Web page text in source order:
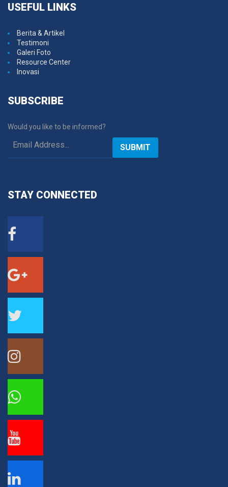
USEFUL LINKS
Berita & Artikel
Testimoni
Galeri Foto
Resource Center
Inovasi
SUBSCRIBE
Would you like to be informed?
SUBMIT
STAY CONNECTED